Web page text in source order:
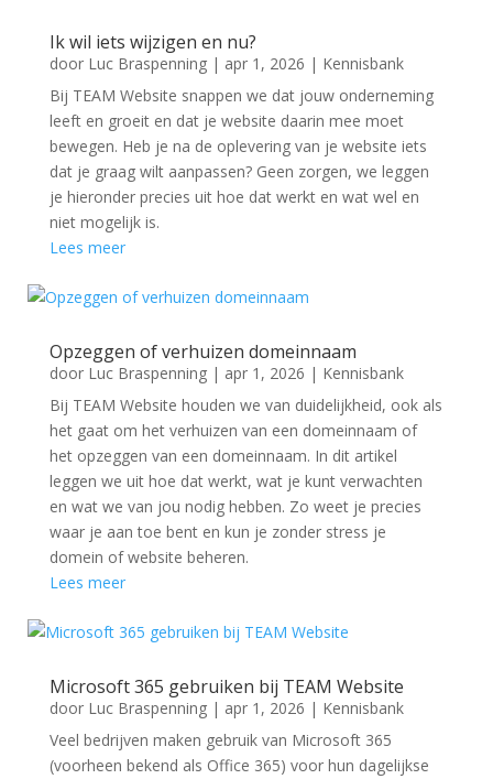
Ik wil iets wijzigen en nu?
door Luc Braspenning| apr 1, 2026 | Kennisbank
Bij TEAM Website snappen we dat jouw onderneming
leeft en groeit en dat je website daarin mee moet
bewegen. Heb je na de oplevering van je website iets
dat je graag wilt aanpassen? Geen zorgen, we leggen
je hieronder precies uit hoe dat werkt en wat wel en
niet mogelijk is.
Lees meer
Opzeggen of verhuizen domeinnaam
door Luc Braspenning| apr 1, 2026 | Kennisbank
Bij TEAM Website houden we van duidelijkheid, ook als
het gaat om het verhuizen van een domeinnaam of
het opzeggen van een domeinnaam. In dit artikel
leggen we uit hoe dat werkt, wat je kunt verwachten
en wat we van jou nodig hebben. Zo weet je precies
waar je aan toe bent en kun je zonder stress je
domein of website beheren.
Lees meer
Microsoft 365 gebruiken bij TEAM Website
door Luc Braspenning| apr 1, 2026 | Kennisbank
Veel bedrijven maken gebruik van Microsoft 365
(voorheen bekend als Office 365) voor hun dagelijkse